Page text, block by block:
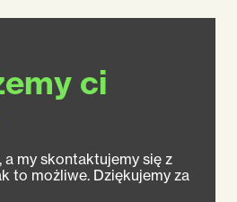
ci
a my skontaktujemy się z
to możliwe. Dziękujemy za